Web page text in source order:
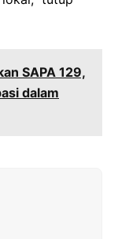
SAPA 129,
dalam